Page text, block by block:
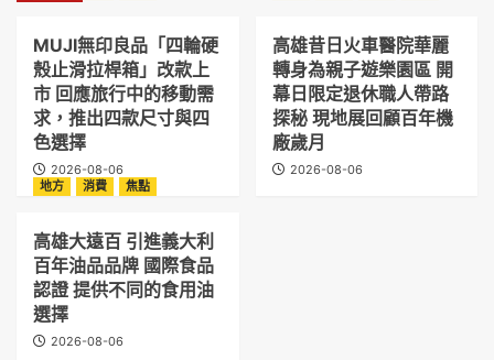
MUJI無印良品「四輪硬
殼止滑拉桿箱」改款上
市 回應旅行中的移動需
求，推出四款尺寸與四
色選擇
2026-08-06
高雄昔日火車醫院華麗
轉身為親子遊樂園區 開
幕日限定退休職人帶路
探秘 現地展回顧百年機
廠歲月
2026-08-06
地方
消費 焦點
高雄大遠百 引進義大利
百年油品品牌 國際食品
認證 提供不同的食用油
選擇
2026-08-06